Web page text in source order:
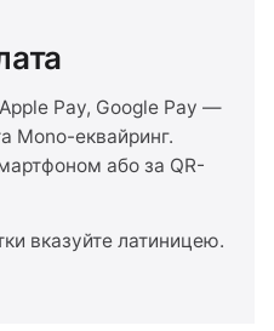
Pay, Google Pay —
Mono-еквайринг.
або за QR-
вказуйте латиницею.